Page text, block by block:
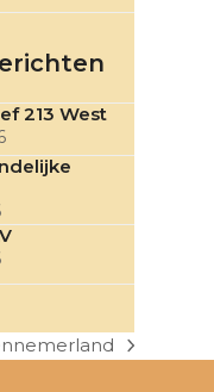
213 West